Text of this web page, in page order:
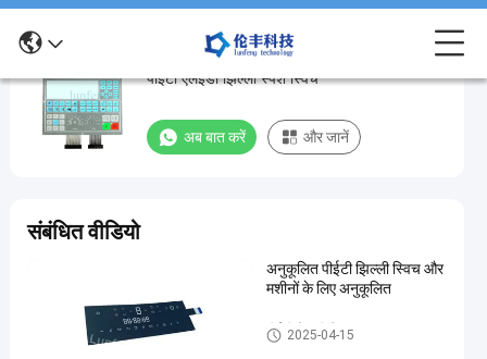
सफेद
लाल
हरे
के
साथ
सफेद लाल हरे नीले एलईडी के साथ अनुकूलित मैट सतह
पीईटी एलईडी झिल्ली स्पर्श स्विच
अब बात करें और जानें
संबंधित वीडियो
अनुकूलित पीईटी झिल्ली स्विच और
मशीनों के लिए अनुकूलित
पीईटी झिल्ली स्विच
2025-04-15